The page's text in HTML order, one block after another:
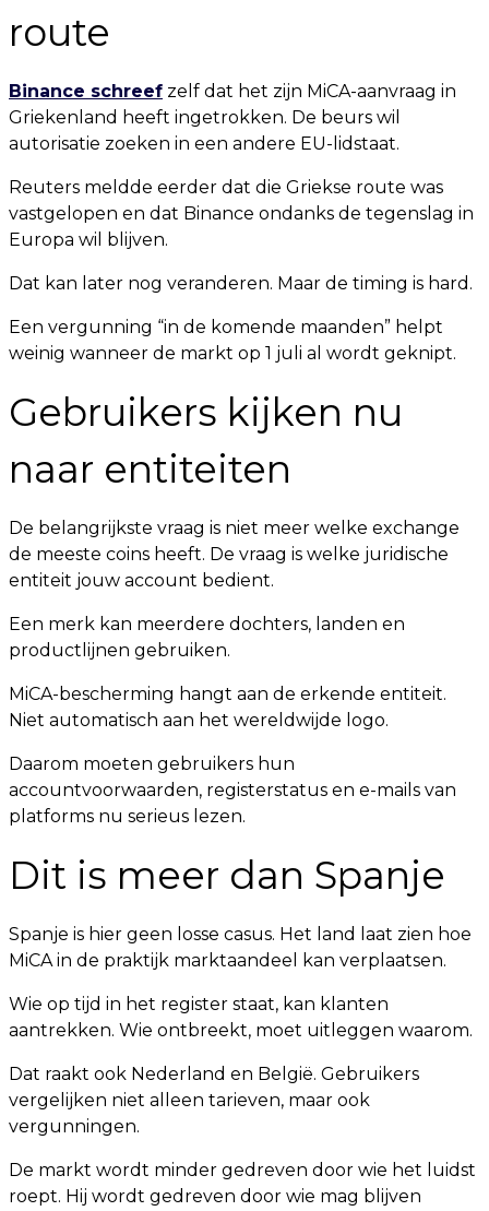
route
Binance schreef zelf dat het zijn MiCA-aanvraag in
Griekenland heeft ingetrokken. De beurs wil
autorisatie zoeken in een andere EU-lidstaat.
Reuters meldde eerder dat die Griekse route was
vastgelopen en dat Binance ondanks de tegenslag in
Europa wil blijven.
Dat kan later nog veranderen. Maar de timing is hard.
Een vergunning “in de komende maanden” helpt
weinig wanneer de markt op 1 juli al wordt geknipt.
Gebruikers kijken nu
naar entiteiten
De belangrijkste vraag is niet meer welke exchange
de meeste coins heeft. De vraag is welke juridische
entiteit jouw account bedient.
Een merk kan meerdere dochters, landen en
productlijnen gebruiken.
MiCA-bescherming hangt aan de erkende entiteit.
Niet automatisch aan het wereldwijde logo.
Daarom moeten gebruikers hun
accountvoorwaarden, registerstatus en e-mails van
platforms nu serieus lezen.
Dit is meer dan Spanje
Spanje is hier geen losse casus. Het land laat zien hoe
MiCA in de praktijk marktaandeel kan verplaatsen.
Wie op tijd in het register staat, kan klanten
aantrekken. Wie ontbreekt, moet uitleggen waarom.
Dat raakt ook Nederland en België. Gebruikers
vergelijken niet alleen tarieven, maar ook
vergunningen.
De markt wordt minder gedreven door wie het luidst
roept. Hij wordt gedreven door wie mag blijven